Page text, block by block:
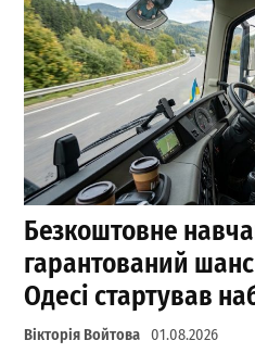
Безкоштовне
гарантований
Одесі стартував
Вікторія Войтова 01.08.2026